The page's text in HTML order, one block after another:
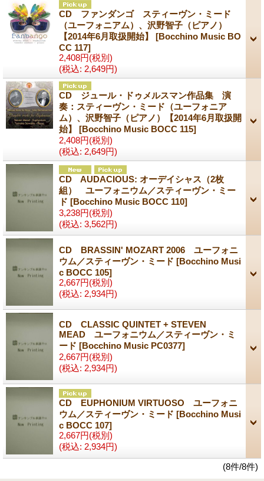
CD ファンダンゴ スティーヴン・ミード
（ユーフォニアム）、沢野智子（ピアノ）
【2014年6月取扱開始】 [Bocchino Music BO
CC 117]
2,408円(税別)
(税込: 2,649円)
CD ジュール・ドゥメルスマン作品集 演
奏：スティーヴン・ミード（ユーフォニア
ム）、沢野智子（ピアノ）【2014年6月取扱開
始】 [Bocchino Music BOCC 115]
2,408円(税別)
(税込: 2,649円)
CD AUDACIOUS: オーデイシャス（2枚
組） ユーフォニウム／スティーヴン・ミー
ド [Bocchino Music BOCC 110]
3,238円(税別)
(税込: 3,562円)
CD BRASSIN' MOZART 2006 ユーフォニ
ウム／スティーヴン・ミード [Bocchino Musi
c BOCC 105]
2,667円(税別)
(税込: 2,934円)
CD CLASSIC QUINTET + STEVEN
MEAD ユーフォニウム／スティーヴン・ミ
ード [Bocchino Music PC0377]
2,667円(税別)
(税込: 2,934円)
CD EUPHONIUM VIRTUOSO ユーフォニ
ウム／スティーヴン・ミード [Bocchino Musi
c BOCC 107]
2,667円(税別)
(税込: 2,934円)
(8件/8件)